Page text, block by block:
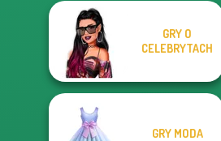
GRY O
CELEBRYTACH
GRY MODA